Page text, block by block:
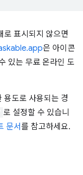
로 표시되지 않으면
은 아이콘
있는 무료 온라인 도
용도로 사용되는 경
로 설정할 수 있습니
문서를 참고하세요.